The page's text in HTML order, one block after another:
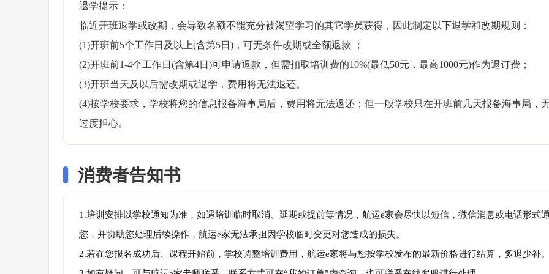
退学提示：
临近开班退学或改期，会导致名额不能充分被渴望学习的其它学员获得，因此制定以下退学和改期规则：
(1)开班前5个工作日及以上(含第5日)，可无条件改期或全额退款 ；
(2)开班前1-4个工作日(含第4日)可申请退款，但需扣取培训费的10%(最低50元，最高1000元)作为退订费；
(3)开班当天及以后需改期或退学，费用将无法退还。
(4)按学校要求，学校将您的信息报备海事局后，费用将无法退还；但一般学校只在开班前几天报备海事局，
过度担心。
消费者告知书
1.培训安排以学校通知为准，如遇培训临时取消、延期或提前等情况，航运e家会尽快以短信，微信消息或电话形式
您，并协助您处理后续操作，航运e家无法承担因学校临时变更对您造成的损失。
2.若在您报名成功后、课程开始前，学校调整培训费用，航运e家将与您按学校发布的最新价格进行结算，多退少补。